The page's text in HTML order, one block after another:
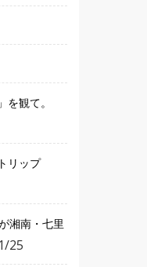
観て。
リップ
湘南・七里
25